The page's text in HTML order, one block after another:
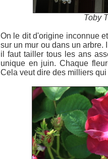
Toby
On le dit d'origine inconnue
sur un mur ou dans un
il faut tailler tous les ans
unique en juin. Chaque
Cela veut dire des milliers